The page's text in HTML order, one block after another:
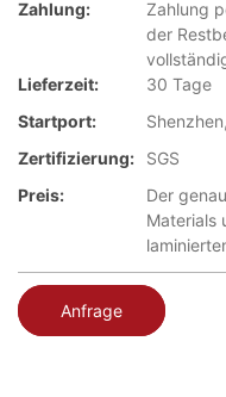
Zahlung:
Zahlung
der
Lieferzeit:
30 Tage
Startport:
Zertifizierung:
SGS
Preis:
Der
Materials
Anfrage